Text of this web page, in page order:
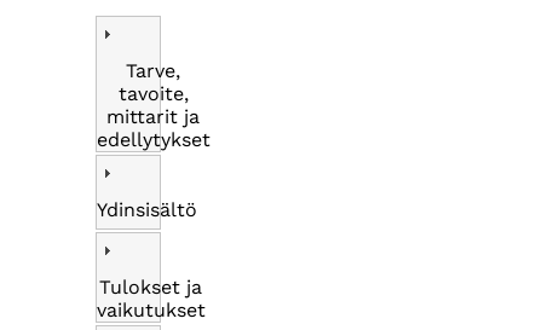
Tarve,
tavoite,
mittarit ja
edellytykset
Ydinsisältö
Tulokset ja
vaikutukset